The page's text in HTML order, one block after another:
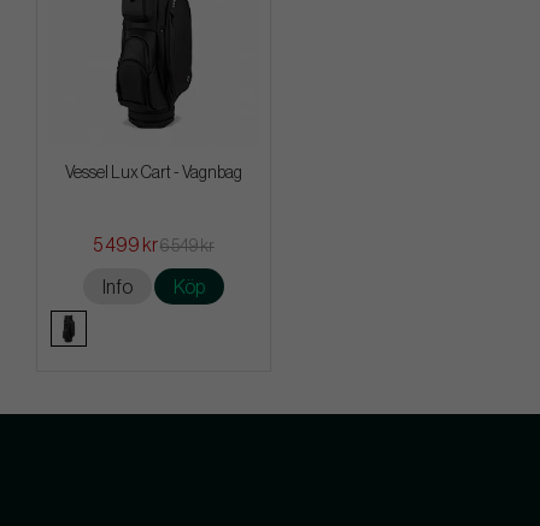
Vessel Lux Cart - Vagnbag
5 499 kr6 549 kr
Info Köp